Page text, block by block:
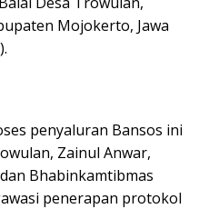
Mojokerto, Jawa
penyaluran Bansos ini
Zainul Anwar,
Bhabinkamtibmas
penerapan protokol